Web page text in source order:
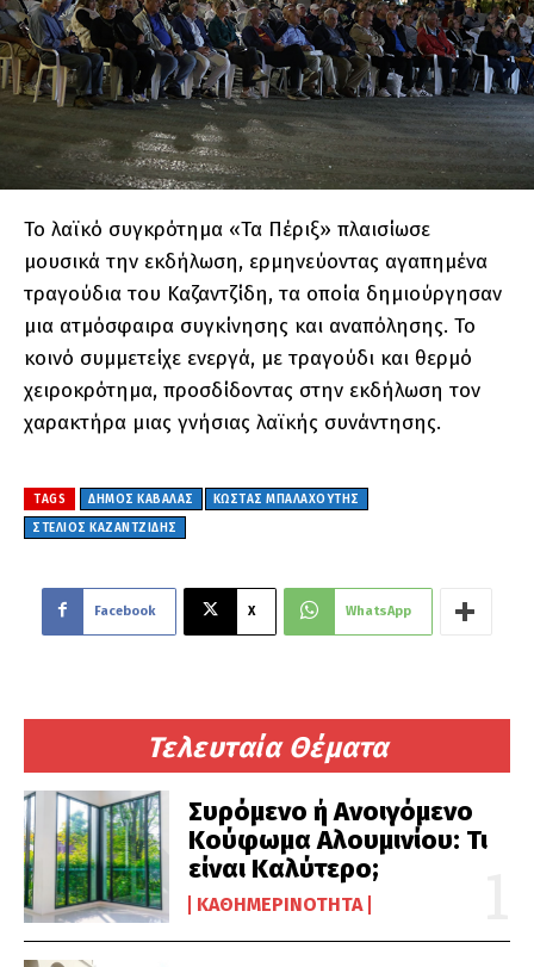
Τελευταία Θέματα
Συρόμενο ή Ανοιγόμενο
Κούφωμα Αλουμινίου: Τι
είναι Καλύτερο;
ΚΑΘΗΜΕΡΙΝΌΤΗΤΑ
Το λαϊκό συγκρότημα «Τα Πέριξ» πλαισίωσε
μουσικά την εκδήλωση, ερμηνεύοντας αγαπημένα
τραγούδια του Καζαντζίδη, τα οποία δημιούργησαν
μια ατμόσφαιρα συγκίνησης και αναπόλησης. Το
κοινό συμμετείχε ενεργά, με τραγούδι και θερμό
χειροκρότημα, προσδίδοντας στην εκδήλωση τον
χαρακτήρα μιας γνήσιας λαϊκής συνάντησης.
TAGS ΔΗΜΟΣ ΚΑΒΑΛΑΣ
ΚΏΣΤΑΣ ΜΠΑΛΑΧΟΎΤΗΣ
ΣΤΕΛΙΟΣ ΚΑΖΑΝΤΖΙΔΗΣ
Facebook X WhatsApp